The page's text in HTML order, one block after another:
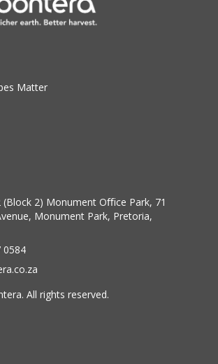
Matter
(Block 2) Monument Oﬃce Park, 71
Monument Park, Pretoria,
0584
All rights reserved.